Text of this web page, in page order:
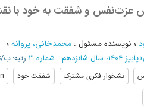
عزت‌نفس و شفقت به خود با
؛ نویسنده مسئول : محمدخانی، پروانه؛
»پاییز 1404، سال شانزدهم - شماره 3 رتبه: ب/ISC
نشخوار فکری مشترک شفقت خود